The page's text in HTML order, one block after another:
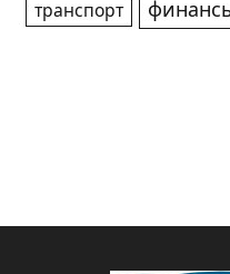
транспорт